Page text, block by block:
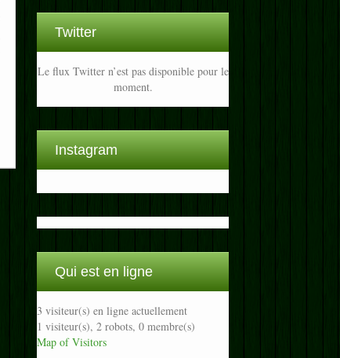
Twitter
Le flux Twitter n’est pas disponible pour le
moment.
Instagram
Qui est en ligne
3 visiteur(s) en ligne actuellement
1 visiteur(s), 2 robots, 0 membre(s)
Map of Visitors